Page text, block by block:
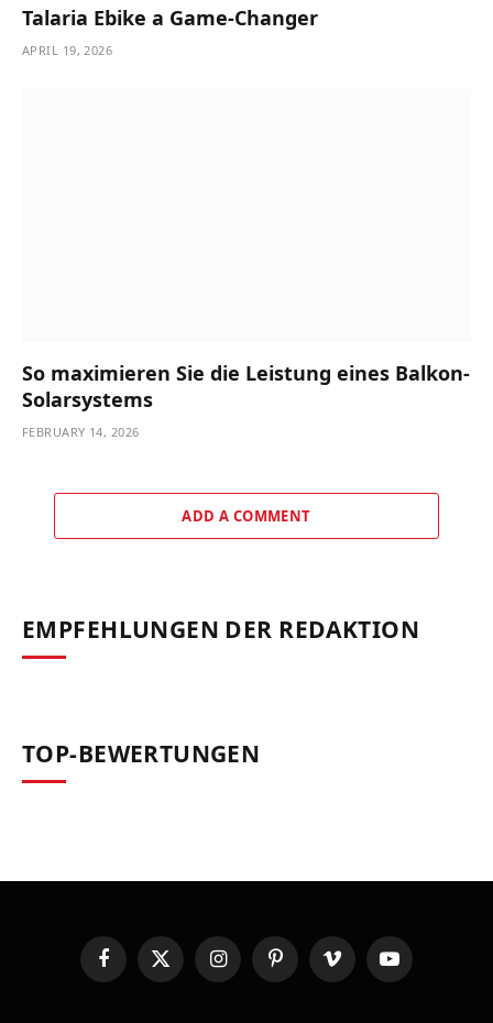
Talaria Ebike a Game-Changer
APRIL 19, 2026
So maximieren Sie die Leistung eines Balkon-
Solarsystems
FEBRUARY 14, 2026
ADD A COMMENT
EMPFEHLUNGEN DER REDAKTION
TOP-BEWERTUNGEN
FacebookX
(Twitter)
InstagramPinterestVimeo YouTube